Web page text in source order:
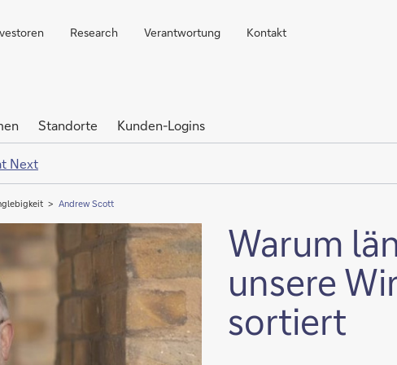
Research Verantwortung Kontakt
Standorte
Kunden-Logins
Next
Andrew Scott
Warum
unsere
sortiert